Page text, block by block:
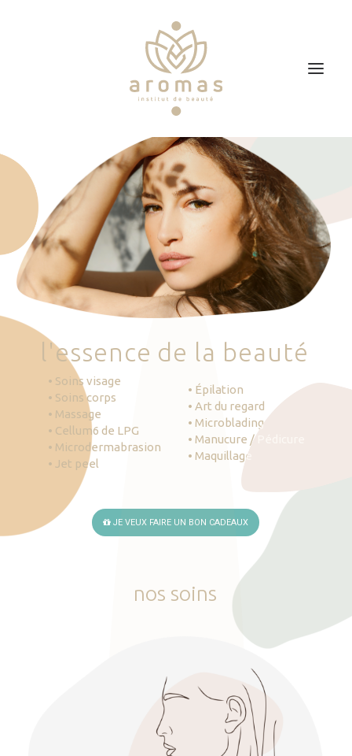
Soins
Je veux faire un bon cadeau
Plan d’accès
Prendre RDV
'essence de la beauté
• Soins visage
• Soins corps
• Massage
• Cellum6 de LPG
• Microdermabrasion
• Jet peel
• Épilation
• Art du regard
• Microblading
• Manucure / Pédicure
• Maquillage
JE VEUX FAIRE UN BON CADEAUX
nos soins